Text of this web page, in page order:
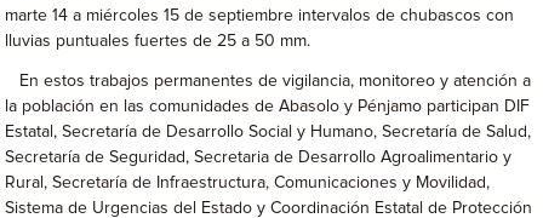
marte 14 a miércoles 15 de septiembre intervalos de chubascos con
lluvias puntuales fuertes de 25 a 50 mm.
En estos trabajos permanentes de vigilancia, monitoreo y atención a
la población en las comunidades de Abasolo y Pénjamo participan DIF
Estatal, Secretaría de Desarrollo Social y Humano, Secretaría de Salud,
Secretaría de Seguridad, Secretaria de Desarrollo Agroalimentario y
Rural, Secretaría de Infraestructura, Comunicaciones y Movilidad,
Sistema de Urgencias del Estado y Coordinación Estatal de Protección